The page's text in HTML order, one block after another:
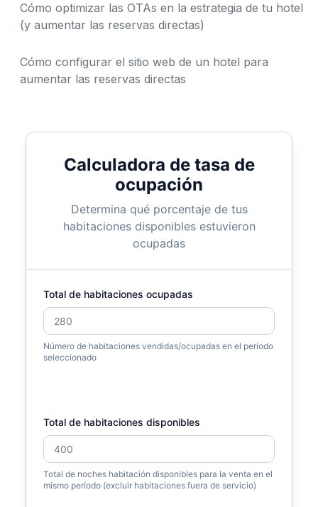
Cómo optimizar las OTAs en la estrategia de tu hotel
(y aumentar las reservas directas)
Cómo configurar el sitio web de un hotel para
aumentar las reservas directas
Calculadora de tasa de
ocupación
Determina qué porcentaje de tus
habitaciones disponibles estuvieron
ocupadas
Total de habitaciones ocupadas
Número de habitaciones vendidas/ocupadas en el período
seleccionado
Total de habitaciones disponibles
Total de noches habitación disponibles para la venta en el
mismo período (excluir habitaciones fuera de servicio)